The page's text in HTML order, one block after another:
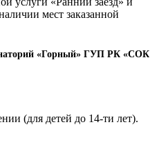
мест заказанной
«Горный» ГУП РК «СОК
(для детей до 14-ти лет).